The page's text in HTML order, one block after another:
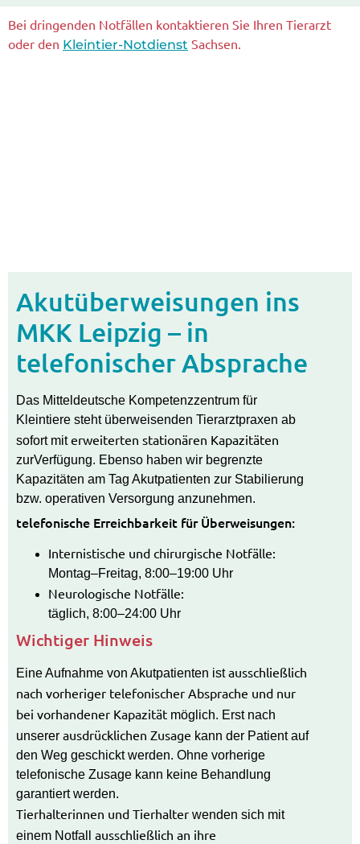
Bei dringenden Notfällen kontaktieren Sie Ihren Tierarzt
oder den Kleintier-Notdienst Sachsen.
Akutüberweisungen ins
MKK Leipzig – in
telefonischer Absprache
Das Mitteldeutsche Kompetenzzentrum für
Kleintiere steht überweisenden Tierarztpraxen ab
sofort miterweiterten stationären Kapazitäten
zurVerfügung. Ebenso haben wir begrenzte
Kapazitäten am Tag Akutpatienten zur Stabilierung
bzw. operativen Versorgung anzunehmen.
telefonische Erreichbarkeit für Überweisungen:
Internistische und chirurgische Notfälle:
Montag–Freitag, 8:00–19:00 Uhr
Neurologische Notfälle:
täglich, 8:00–24:00 Uhr
Wichtiger Hinweis
Eine Aufnahme von Akutpatienten istausschließlich
nach vorheriger telefonischer Absprache und nur
bei vorhandener Kapazität möglich. Erst nach
unserer ausdrücklichen Zusage kann der Patient auf
den Weg geschickt werden. Ohne vorherige
telefonische Zusage kann keine Behandlung
garantiert werden.
Tierhalterinnen und Tierhalter wenden sich mit
einem Notfall ausschließlich an ihre